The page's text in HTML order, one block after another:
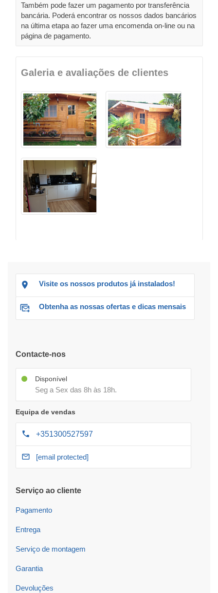
Também pode fazer um pagamento por transferência
bancária. Poderá encontrar os nossos dados bancários
na última etapa ao fazer uma encomenda on-line ou na
página de pagamento.
Galeria e avaliações de clientes
Visite os nossos produtos já instalados!
Obtenha as nossas ofertas e dicas mensais
Contacte-nos
Disponível
Seg a Sex das 8h às 18h.
Equipa de vendas
+351300527597
[email protected]
Serviço ao cliente
Pagamento
Entrega
Serviço de montagem
Garantia
Devoluções